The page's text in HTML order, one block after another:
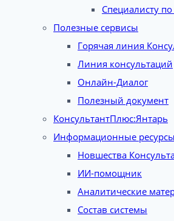
Специалисту
Полезные сервисы
Горячая линия
Линия консультаций
Онлайн-Диалог
Полезный документ
КонсультантПлюс:Янтарь
Информационные ресурсы
Новшества
ИИ-помощник
Аналитические
Состав системы